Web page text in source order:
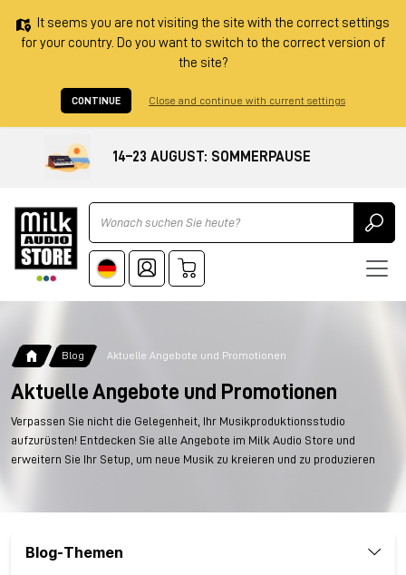
It seems you are not visiting the site with the correct settings
for your country. Do you want to switch to the correct version of
the site?
CONTINUE Close and continue with current settings
14–23 AUGUST: SOMMERPAUSE
Ricerca
Blog Aktuelle Angebote und Promotionen
Aktuelle Angebote und Promotionen
Verpassen Sie nicht die Gelegenheit, Ihr Musikproduktionsstudio
aufzurüsten! Entdecken Sie alle Angebote im Milk Audio Store und
erweitern Sie Ihr Setup, um neue Musik zu kreieren und zu produzieren
Blog-Themen